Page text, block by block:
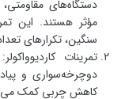
دستگاه‌های
مؤثر هستند. این
سنگین، تکرارهای
تمرینات
دوچرخه‌سواری و
کاهش چربی کمک